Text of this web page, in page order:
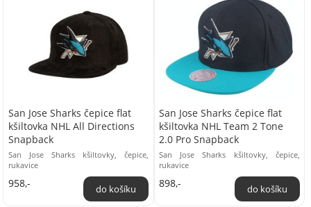
San Jose Sharks čepice flat
kšiltovka NHL All Directions
Snapback
San Jose Sharks kšiltovky, čepice,
rukavice
958,-
San Jose Sharks čepice flat
kšiltovka NHL Team 2 Tone
2.0 Pro Snapback
San Jose Sharks kšiltovky, čepice,
rukavice
898,-